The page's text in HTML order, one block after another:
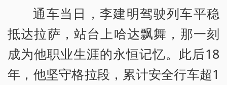
通车当日，李建明驾驶列车平稳
抵达拉萨，站台上哈达飘舞，那一刻
成为他职业生涯的永恒记忆。此后18
年，他坚守格拉段，累计安全行车超1